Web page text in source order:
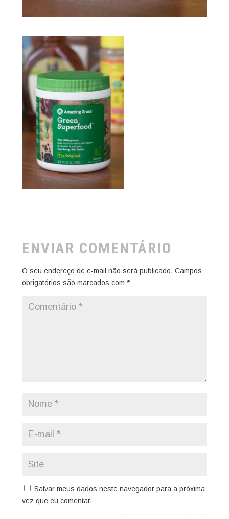
ENVIAR COMENTÁRIO
O seu endereço de e-mail não será publicado. Campos
obrigatórios são marcados com *
Salvar meus dados neste navegador para a próxima
vez que eu comentar.